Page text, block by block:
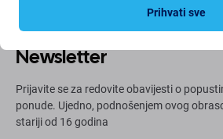
Newsletter
Prijavite se za redovite obavijesti o
ponude. Ujedno, podnošenjem ovog
stariji od 16 godina
Prihvati sve